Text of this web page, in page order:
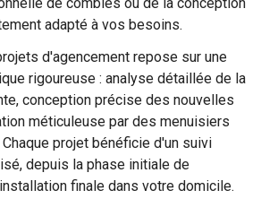
adapté à vos besoins.
d'agencement repose sur une
rigoureuse : analyse détaillée de la
conception précise des nouvelles
méticuleuse par des menuisiers
projet bénéficie d'un suivi
depuis la phase initiale de
finale dans votre domicile.